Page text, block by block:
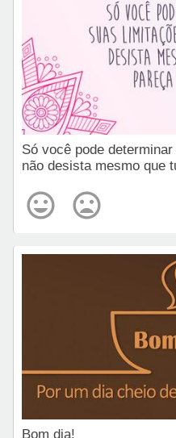
Só você pode
não desista mesmo que
Bom dia!